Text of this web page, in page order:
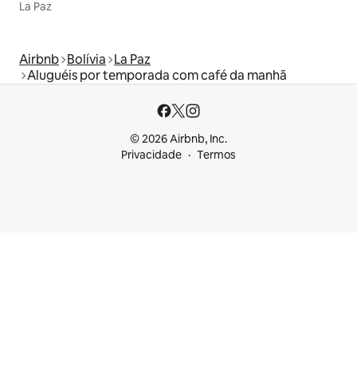
La Paz
Airbnb Bolívia La Paz
Aluguéis por temporada com café da manhã
© 2026 Airbnb, Inc.
Privacidade
Termos